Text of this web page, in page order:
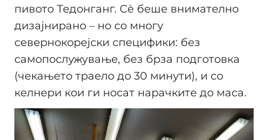
пивото Тедонганг. Сè беше внимателно
дизајнирано – но со многу
севернокорејски специфики: без
самопослужување, без брза подготовка
(чекањето траело до 30 минути), и со
келнери кои ги носат нарачките до маса.